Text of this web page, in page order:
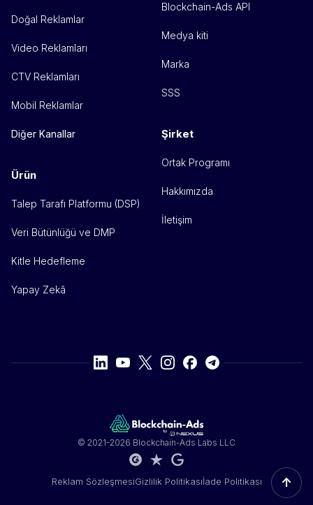
Doğal Reklamlar
Video Reklamları
CTV Reklamları
Mobil Reklamlar
Diğer Kanallar
Ürün
Talep Tarafı Platformu (DSP)
Veri Bütünlüğü ve DMP
Kitle Hedefleme
Yapay Zekâ
Blockchain-Ads API
Medya kiti
Marka
SSS
Şirket
Ortak Programı
Hakkımızda
İletişim
↑
© 2021-2026 Blockchain-Ads Labs LLC
Reklam SözleşmesiGizlilik Politikasıİade Politikası